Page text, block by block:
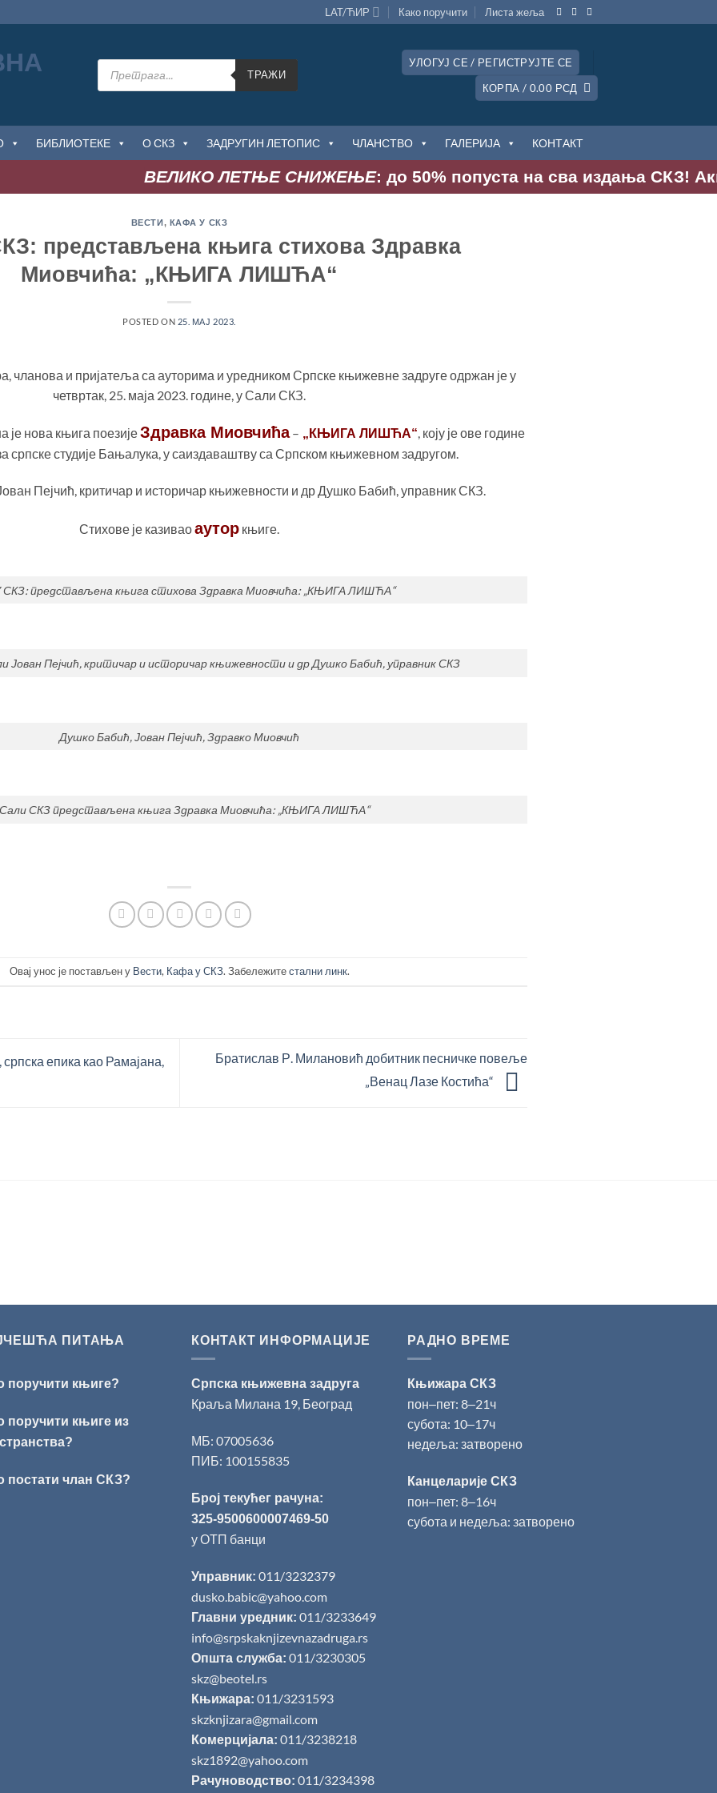
LAT/ЋИР Како поручити Листa жеља
Products
search
ТРАЖИ
УЛОГУЈ СЕ / РЕГИСТРУЈТЕ СЕ
КОРПА / 0.00 РСД
БИБЛИОТЕКЕ О СКЗ ЗАДРУГИН ЛЕТОПИС ЧЛАНСТВО ГАЛЕРИЈА КОНТАКТ
ВЕЛИКО ЛЕТЊЕ СНИЖЕЊЕ: до 50% попуста на сва издања СКЗ! Акција
ВЕСТИ, КАФА У СКЗ
представљена књига стихова Здравка
Миовчића: „КЊИГА ЛИШЋА“
POSTED ON 25. МАЈ 2023.
чланова и пријатеља са ауторима и уредником Српске књижевне задруге одржан је у
четвртак, 25. маја 2023. године, у Сали СКЗ.
нова књига поезијеЗдравка Миовчића– „КЊИГА ЛИШЋА“, коју је ове године
српске студије Бањалука, у саиздаваштву са Српском књижевном задругом.
Пејчић, критичар и историчар књижевности и др Душко Бабић, управник СКЗ.
Стихове је казиваоаутор књиге.
СКЗ: представљена књига стихова Здравка Миовчића: „КЊИГА ЛИШЋА“
Јован Пејчић, критичар и историчар књижевности и др Душко Бабић, управник СКЗ
Душко Бабић, Јован Пејчић, Здравко Миовчић
СКЗ представљена књига Здравка Миовчића: „КЊИГА ЛИШЋА“
Овај унос је постављен у Вести, Кафа у СКЗ. Забележитестални линк.
епика као Рамајана,
Братислав Р. Милановић добитник песничке повеље
„Венац Лазе Костића“
ПИТАЊА
поручити књиге?
поручити књиге из
постати члан СКЗ?
КОНТАКТ ИНФОРМАЦИЈЕ
Српска књижевна задруга
Краља Милана 19, Београд
МБ: 07005636
ПИБ: 100155835
Број текућег рачуна:
325-9500600007469-50
у ОТП банци
Управник: 011/3232379
dusko.babic@yahoo.com
Главни уредник: 011/3233649
info@srpskaknjizevnazadruga.rs
Општа служба: 011/3230305
skz@beotel.rs
Књижара: 011/3231593
skzknjizara@gmail.com
Комерцијала: 011/3238218
skz1892@yahoo.com
Рачуноводство: 011/3234398
РАДНО ВРЕМЕ
Књижара СКЗ
пон‒пет: 8‒21ч
субота: 10‒17ч
недеља: затворено
Канцеларије СКЗ
пон‒пет: 8‒16ч
субота и недеља: затворено